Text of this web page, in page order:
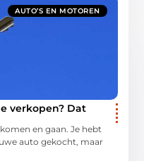
AUTO’S EN MOTOREN
verkopen? Dat
en gaan. Je hebt
auto gekocht, maar